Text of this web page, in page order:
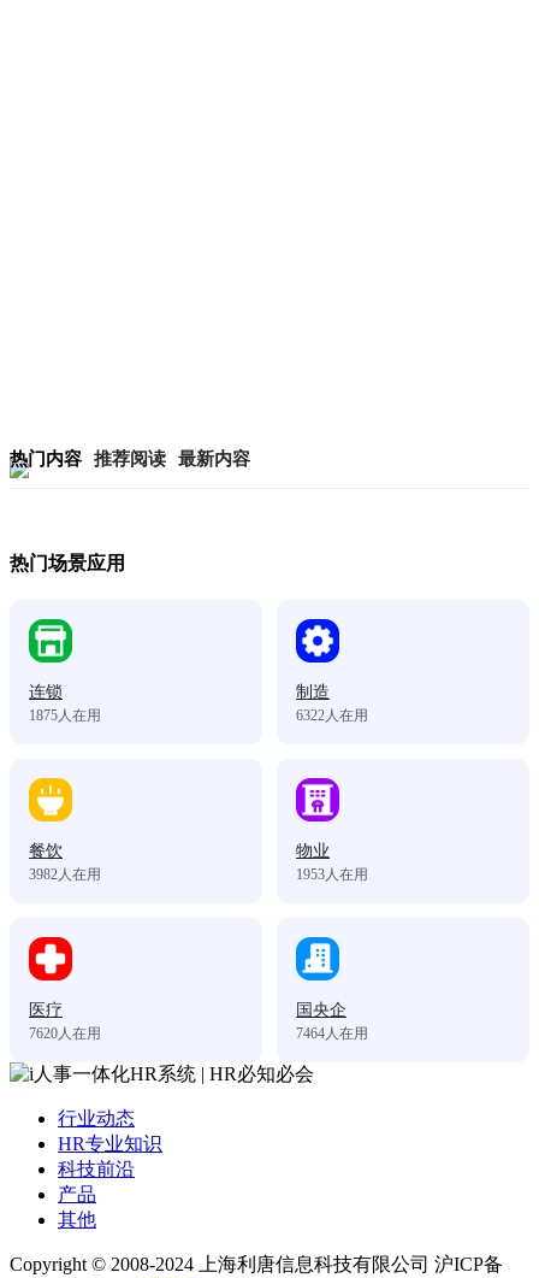
热门内容 推荐阅读 最新内容
热门场景应用
连锁
1875 人在用
制造
6322 人在用
餐饮
3982 人在用
物业
1953 人在用
医疗
7620 人在用
国央企
7464 人在用
行业动态
HR专业知识
科技前沿
产品
其他
Copyright © 2008-2024 上海利唐信息科技有限公司 沪ICP备